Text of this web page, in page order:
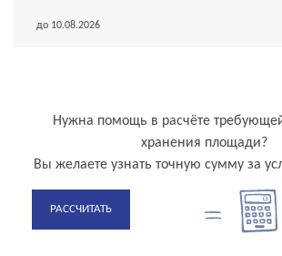
до 10.08.2026
Нужна помощь в расчёте
хранения площади?
Вы желаете узнать точную сумму за
РАССЧИТАТЬ